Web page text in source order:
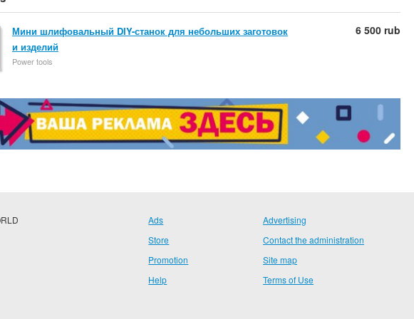
Мини шлифовальный DIY-станок для небольших заготовок
и изделий
Power tools
6 500 rub
Ads
Store
Promotion
Help
Advertising
Contact the administration
Site map
Terms of Use